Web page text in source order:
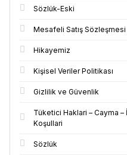
Sözlük-Eski
Mesafeli Satış Sözleşmesi
Hikayemiz
Kişisel Veriler Politikası
Gizlilik ve Güvenlik
Tüketici Haklari – Cayma –
Koşullari
Sözlük